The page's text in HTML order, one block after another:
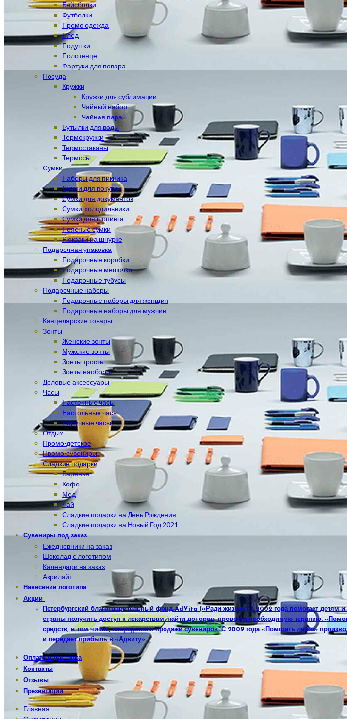
Бейсболки
Футболки
Промо одежда
Плед
Подушки
Полотенце
Фартуки для повара
Посуда
Кружки
Кружки для сублимации
Чайный набор
Чайная пара
Бутылки для воды
Термокружки
Термостаканы
Термосы
Сумки
Наборы для пикника
Сумки для покупок
Сумки для документов
Сумки-холодильники
Сумки для шопинга
Поясные сумки
Рюкзаки на шнурке
Подарочная упаковка
Подарочные коробки
Подарочные мешочки
Подарочные тубусы
Подарочные наборы
Подарочные наборы для женщин
Подарочные наборы для мужчин
Канцелярские товары
Зонты
Женские зонты
Мужские зонты
Зонты трость
Зонты наоборот
Деловые аксессуары
Часы
Настенные часы
Настольные часы
Наручные часы
Отдых
Промо-детское
Промо-сувениры
Сладкие подарки
Варенье
Кофе
Мед
Чай
Сладкие подарки на День Рождения
Сладкие подарки на Новый Год 2021
Сувениры под заказ
Ежедневники на заказ
Шоколад с логотипом
Календари на заказ
Акрилайт
Нанесение логотипа
Акции
Петербургский благотворительный фонд AdVita («Ради жизни») с 2002 года помогает
страны получить доступ к лекарствам, найти доноров, провести необходимую терапию.
средств, в том числе, посредством продажи сувениров. С 2009 года «Помогать легко»
и передает прибыль в «Адвиту».
Оплата и доставка
Контакты
Отзывы
Презентации
Главная